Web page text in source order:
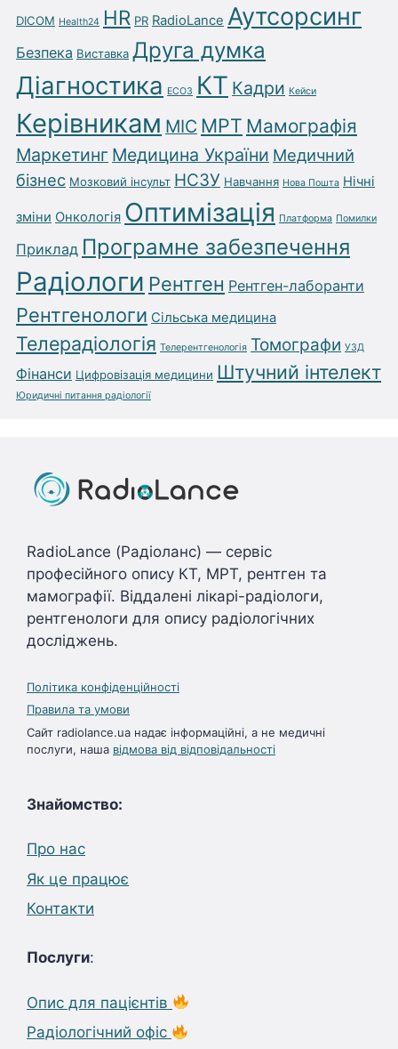
DICOM Health24 HR PR RadioLance Аутсорсинг
Безпека Виставка Друга думка
Діагностика ЕСОЗ КТ Кадри Кейси
Керівникам МІС МРТ Мамографія
Маркетинг Медицина України Медичний
бізнес Мозковий інсульт НСЗУ Навчання Нова Пошта Нічні
зміни Онкологія Оптимізація Платформа Помилки
Приклад Програмне забезпечення
Радіологи Рентген Рентген-лаборанти
Рентгенологи Сільська медицина
Телерадіологія Телерентгенологія Томографи УЗД
Фінанси Цифровізація медицини Штучний інтелект
Юридичні питання радіології
RadioLance (Радіоланс) — сервіс
професійного опису КТ, МРТ, рентген та
мамографії. Віддалені лікарі-радіологи,
рентгенологи для опису радіологічних
досліджень.
Політика конфіденційності
Правила та умови
Сайт radiolance.ua надає інформаційні, а не медичні
послуги, наша відмова від відповідальності
Знайомство:
Про нас
Як це працює
Контакти
Послуги:
Опис для пацієнтів
Радіологічний офіс